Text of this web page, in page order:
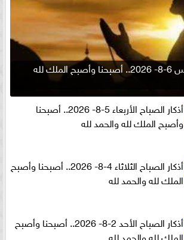
أذكار الصباح الخميس 6-8- 2026.. أصبحنا وأصبح الملك لله
أذكار الصباح الأربعاء 5-8- 2026.. أصبحنا
وأصبح الملك لله والحمد لله
أذكار الصباح الثلاثاء 4-8- 2026.. أصبحنا وأصبح
الملك لله والحمد لله
أذكار الصباح الأحد 2-8- 2026.. أصبحنا وأصبح